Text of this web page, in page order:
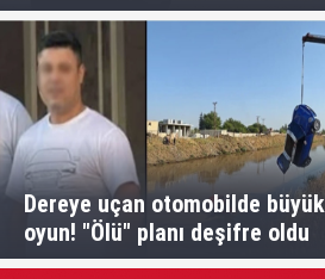
Dereye uçan otomobilde büyük
oyun! "Ölü" planı deşifre oldu